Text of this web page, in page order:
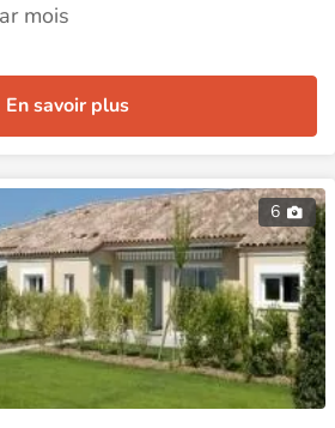
mois
En savoir plus
6